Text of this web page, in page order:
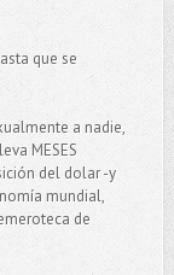
que se
a nadie,
MESES
del dolar -y
mundial,
de